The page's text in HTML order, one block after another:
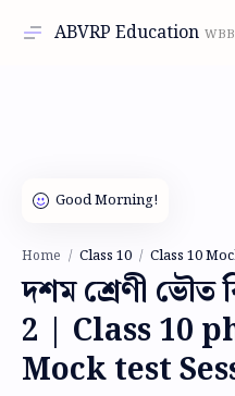
ABVRP Education
Home Class 10 Class 10
দশম শ্রেণী ভৌত
2 | Class 10
Mock test